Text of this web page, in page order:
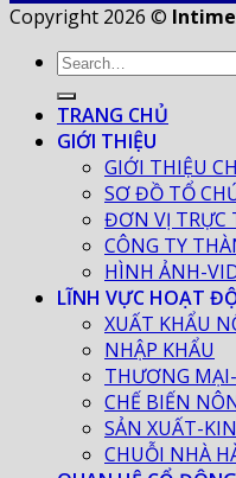
Copyright 2026 ©
TRANG CHỦ
GIỚI THIỆU
GIỚI THIỆU
SƠ ĐỒ TỔ
ĐƠN VỊ TRỰC
CÔNG TY
HÌNH ẢNH-
LĨNH VỰC HOẠT
XUẤT KHẨU
NHẬP KHẨU
THƯƠNG
CHẾ BIẾN
SẢN XUẤT-
CHUỖI NHÀ